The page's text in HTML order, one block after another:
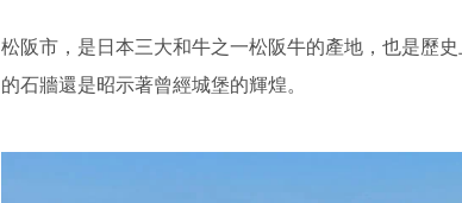
松阪市，是日本三大和牛之一松阪牛的產地，也是歷
的石牆還是昭示著曾經城堡的輝煌。